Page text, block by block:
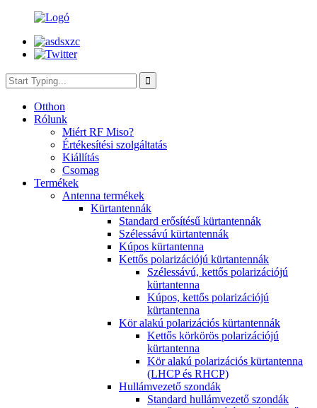
Otthon
Rólunk
Miért RF Miso?
Értékesítési szolgáltatás
Kiállítás
Csomag
Termékek
Antenna termékek
Kürtantennák
Standard erősítésű kürtantennák
Szélessávú kürtantennák
Kúpos kürtantenna
Kettős polarizációjú kürtantennák
Szélessávú, kettős polarizációjú
kürtantenna
Kúpos, kettős polarizációjú
kürtantenna
Kör alakú polarizációs kürtantennák
Kettős körkörös polarizációjú
kürtantenna
Kör alakú polarizációs kürtantenna
(LHCP és RHCP)
Hullámvezető szondák
Standard hullámvezető szondák